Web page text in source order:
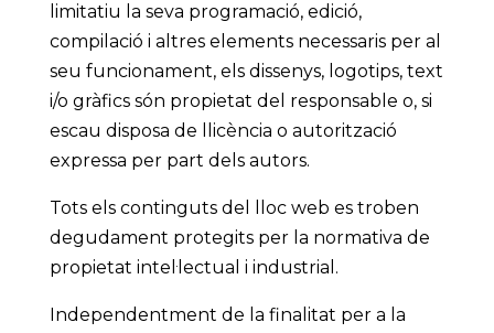
limitatiu la seva programació, edició,
compilació i altres elements necessaris per al
seu funcionament, els dissenys, logotips, text
i/o gràfics són propietat del responsable o, si
escau disposa de llicència o autorització
expressa per part dels autors.
Tots els continguts del lloc web es troben
degudament protegits per la normativa de
propietat intel·lectual i industrial.
Independentment de la finalitat per a la